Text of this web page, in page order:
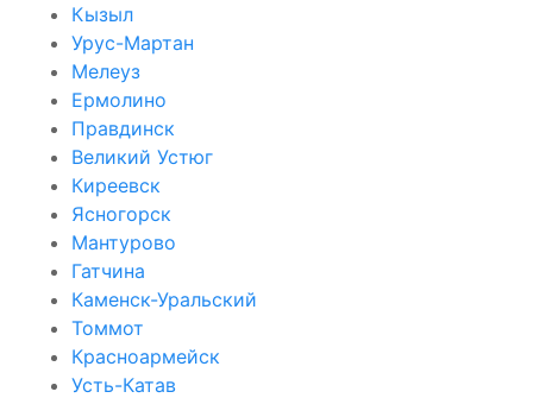
Кызыл
Урус-Мартан
Мелеуз
Ермолино
Правдинск
Великий Устюг
Киреевск
Ясногорск
Мантурово
Гатчина
Каменск-Уральский
Томмот
Красноармейск
Усть-Катав